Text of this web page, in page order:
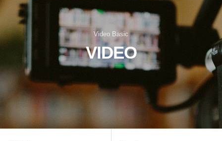
Video Basic
VIDEO